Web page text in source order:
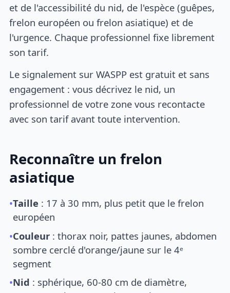
et de l'accessibilité du nid, de l'espèce (guêpes,
frelon européen ou frelon asiatique) et de
l'urgence. Chaque professionnel fixe librement
son tarif.
Le signalement sur WASPP est gratuit et sans
engagement : vous décrivez le nid, un
professionnel de votre zone vous recontacte
avec son tarif avant toute intervention.
Reconnaître un frelon
asiatique
•Taille : 17 à 30 mm, plus petit que le frelon
européen
•Couleur : thorax noir, pattes jaunes, abdomen
sombre cerclé d'orange/jaune sur le 4ᵉ
segment
•Nid : sphérique, 60-80 cm de diamètre,